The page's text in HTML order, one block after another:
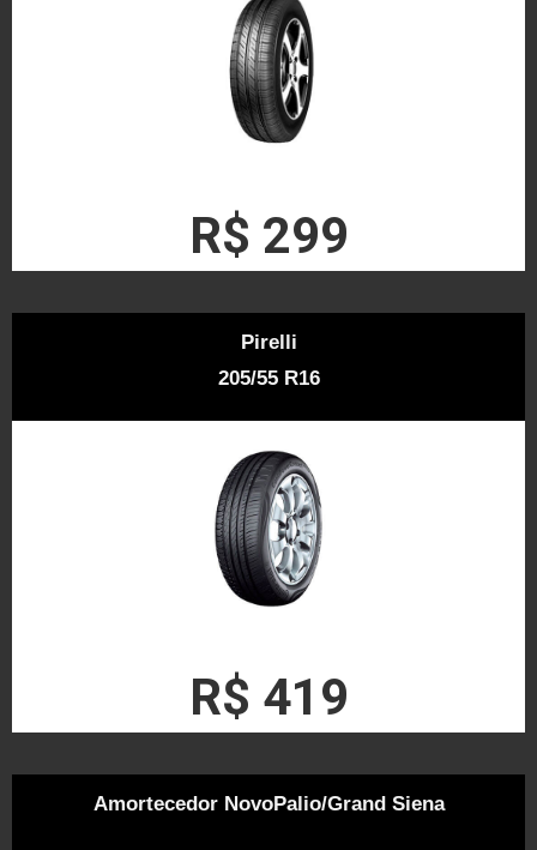
R$ 299
Pirelli
205/55 R16
R$ 419
Amortecedor NovoPalio/Grand Siena